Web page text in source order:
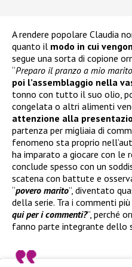
A rendere popolare Claudia
quanto il modo in cui
segue una sorta di copione
“Preparo il pranzo a mio marito
poi l’assemblaggio nella
tonno con tutto il suo olio,
congelata o altri alimenti
attenzione alla
partenza per migliaia di
fenomeno sta proprio
ha imparato a giocare con le
conclude spesso con un
scatena con battute e
“povero marito”, diventato
della serie. Tra i commenti più
qui per i commenti?”, perché
fanno parte integrante dello